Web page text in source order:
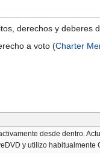
derechos y deberes
a voto (Charter
desde dentro.
y utilizo habitualmente